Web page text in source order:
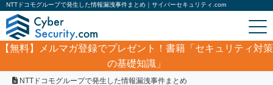
NTTドコモグループで発生した情報漏洩事件まとめ｜サイバーセキュリティ.com
【無料】
メルマガ登録でプレゼント！書籍「セキュリティ対策
の基礎知識」
NTTドコモグループで発生した情報漏洩事件まとめ